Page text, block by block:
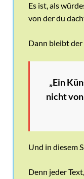
Es ist, als
von der du
Dann bleibt
„Ein
nicht
Und in diesem
Denn jeder